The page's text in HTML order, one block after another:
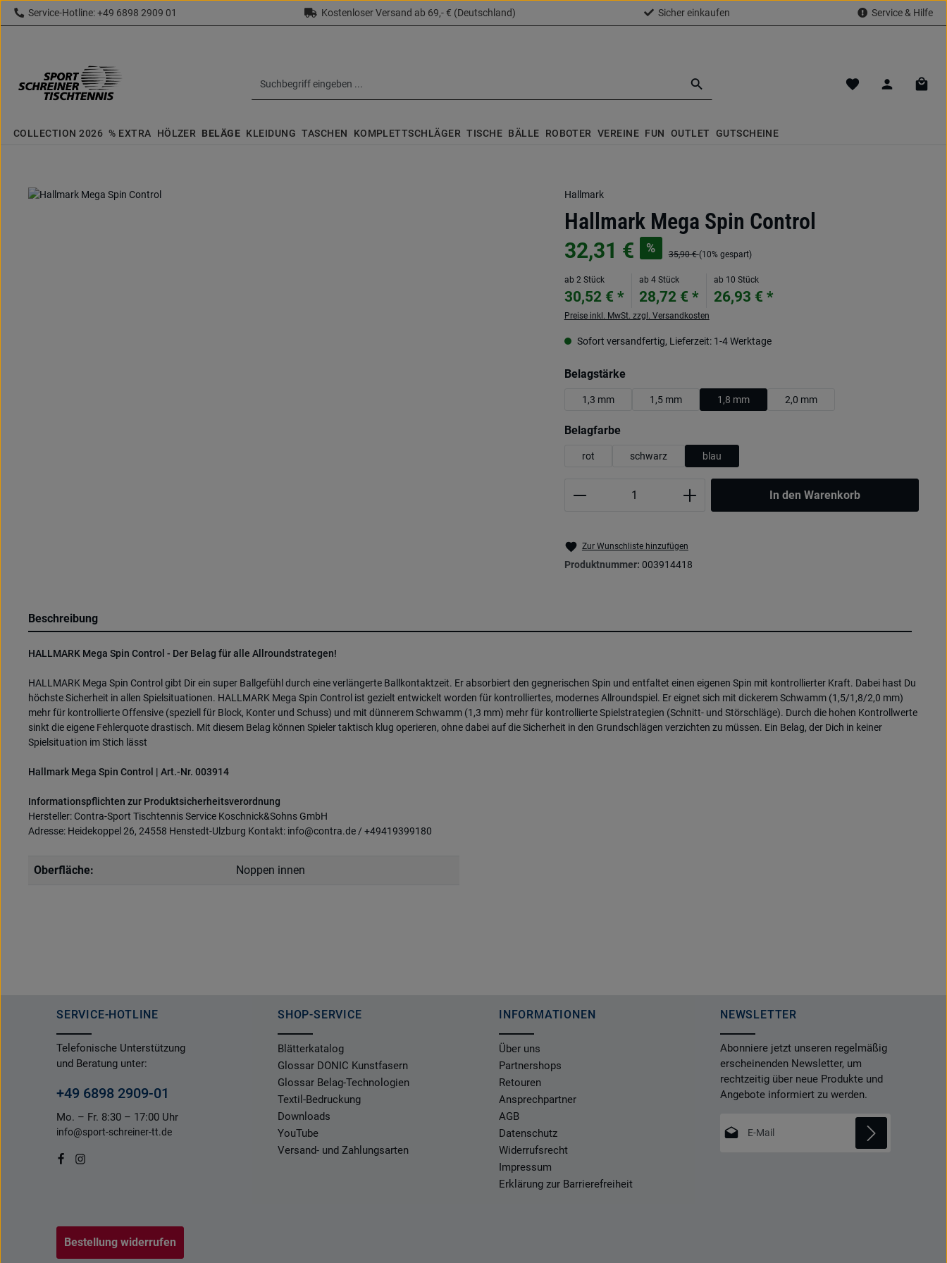
Hauptinhalt springen
Zur Suche springen
Zur Hauptnavigation springen
Service-Hotline: +49 6898 2909 01 Kostenloser Versand ab 69,- € (Deutschland) Sicher einkaufen
Service & Hilfe
Du hast 0 Produkte
COLLECTION 2026 % EXTRA HÖLZER BELÄGE KLEIDUNG TASCHEN KOMPLETTSCHLÄGER TISCHE BÄLLE ROBOTER VEREINE FUN OUTLET GUTSCHEINE
Bildergalerie überspringen Hallmark
Hallmark Mega Spin Control
32,31 € % 35,90 €(10% gespart)
ab 2 Stück
30,52 € *
ab 4 Stück
28,72 € *
ab 10 Stück
26,93 € *
Preise inkl. MwSt. zzgl. Versandkosten
Sofort versandfertig, Lieferzeit: 1-4 Werktage
Belagstärkeauswählen
1,3 mm 1,5 mm 1,8 mm 2,0 mm
Belagfarbeauswählen
rot schwarz blau
Produkt Anzahl: Gib den gewünschten Wert ein
In den Warenkorb
Zur Wunschliste hinzufügen
Produktnummer: 003914418
Beschreibung
HALLMARK Mega Spin Control - Der Belag für alle Allroundstrategen!
HALLMARK Mega Spin Control gibt Dir ein super Ballgefühl durch eine verlängerte Ballkontaktzeit. Er absorbiert den gegnerischen Spin und entfaltet einen eigenen Spin mit kontrollierter Kraft. Dabei hast Du
höchste Sicherheit in allen Spielsituationen. HALLMARK Mega Spin Control ist gezielt entwickelt worden für kontrolliertes, modernes Allroundspiel. Er eignet sich mit dickerem Schwamm (1,5/1,8/2,0 mm)
mehr für kontrollierte Offensive (speziell für Block, Konter und Schuss) und mit dünnerem Schwamm (1,3 mm) mehr für kontrollierte Spielstrategien (Schnitt- und Störschläge). Durch die hohen Kontrollwerte
sinkt die eigene Fehlerquote drastisch. Mit diesem Belag können Spieler taktisch klug operieren, ohne dabei auf die Sicherheit in den Grundschlägen verzichten zu müssen. Ein Belag, der Dich in keiner
Spielsituation im Stich lässt
Hallmark Mega Spin Control | Art.-Nr. 003914
Informationspflichten zur Produktsicherheitsverordnung
Hersteller: Contra-Sport Tischtennis Service Koschnick&Sohns GmbH
Adresse: Heidekoppel 26, 24558 Henstedt-Ulzburg Kontakt: info@contra.de / +49419399180
Oberfläche: Noppen innen
SERVICE-HOTLINE
Telefonische Unterstützung
und Beratung unter:
+49 6898 2909-01
Mo. – Fr. 8:30 – 17:00 Uhr
info@sport-schreiner-tt.de
SHOP-SERVICE
Blätterkatalog
Glossar DONIC Kunstfasern
Glossar Belag-Technologien
Textil-Bedruckung
Downloads
YouTube
Versand- und Zahlungsarten
INFORMATIONEN
Über uns
Partnershops
Retouren
Ansprechpartner
AGB
Datenschutz
Widerrufsrecht
Impressum
Erklärung zur Barrierefreiheit
NEWSLETTER
Abonniere jetzt unseren regelmäßig
erscheinenden Newsletter, um
rechtzeitig über neue Produkte und
Angebote informiert zu werden.
Bestellung widerrufen